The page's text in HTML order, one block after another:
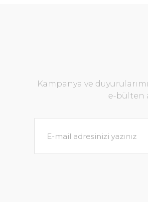
Kampanya ve
e-bülten